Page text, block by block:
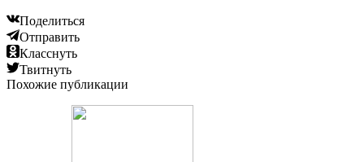
Поделиться
Отправить
Класснуть
Твитнуть
Похожие публикации